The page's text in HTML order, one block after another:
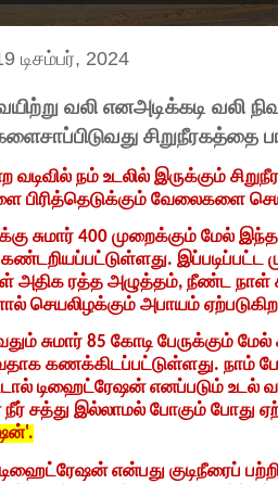
டிசம்பர், 2024
வலி எனஅடிக்கடி வலி
சிறுநீரகத்தை
நம் உடலில் இருக்கும்
பிரித்தெடுக்கும் வேலைகளை
சுமார் 400 முறைக்கும் மேல்
இப்படிப்பட்ட
அதிக ரத்த அழுத்தம், நீண்ட நாள்
செயலிழக்கும் அபாயம்
சுமார் 85 கோடி பேருக்கும் மேல்
கணக்கிடப்பட்டுள்ளது.
டிஹைட்ரேஷன் எனப்படும் உடல்
சத்து இல்லாமல் போகும் போது
'.
டிஹைட்ரேஷன் என்பது குடிநீரைப்